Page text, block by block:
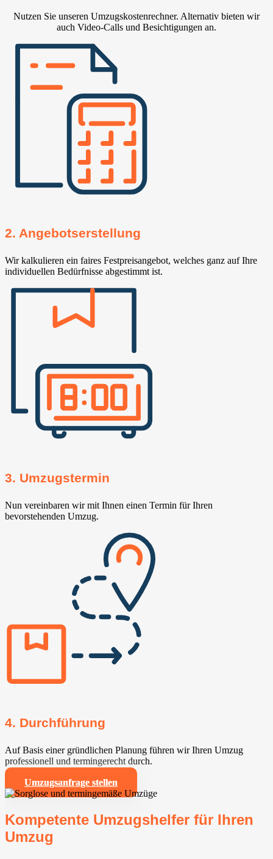
Nutzen Sie unseren Umzugskostenrechner. Alternativ bieten wir
auch Video-Calls und Besichtigungen an.
2. Angebotserstellung
Wir kalkulieren ein faires Festpreisangebot, welches ganz auf Ihre
individuellen Bedürfnisse abgestimmt ist.
3. Umzugstermin
Nun vereinbaren wir mit Ihnen einen Termin für Ihren
bevorstehenden Umzug.
4. Durchführung
Auf Basis einer gründlichen Planung führen wir Ihren Umzug
professionell und termingerecht durch.
Umzugsanfrage stellen
Kompetente Umzugshelfer für Ihren
Umzug